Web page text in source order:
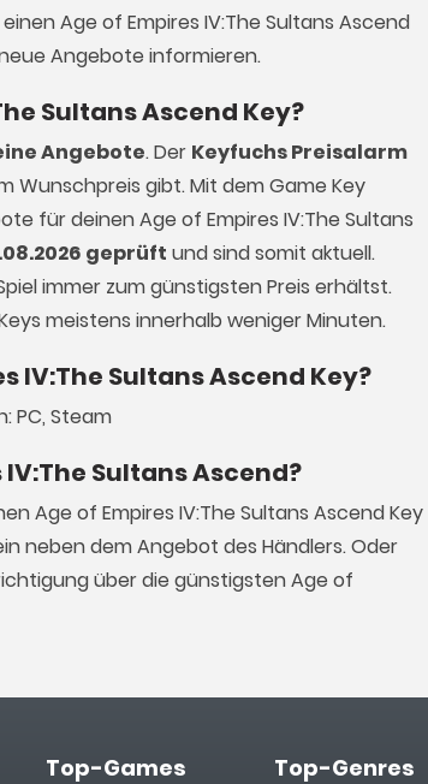
Age of Empires IV:The Sultans Ascend
Angebote informieren.
Sultans Ascend Key?
Angebote. Der Keyfuchs Preisalarm
Wunschpreis gibt. Mit dem Game Key
für deinen Age of Empires IV:The Sultans
geprüft und sind somit aktuell.
immer zum günstigsten Preis erhältst.
meistens innerhalb weniger Minuten.
IV:The Sultans Ascend Key?
PC, Steam
Sultans Ascend?
Age of Empires IV:The Sultans Ascend Key
neben dem Angebot des Händlers. Oder
über die günstigsten Age of
Top-Games Top-Genres